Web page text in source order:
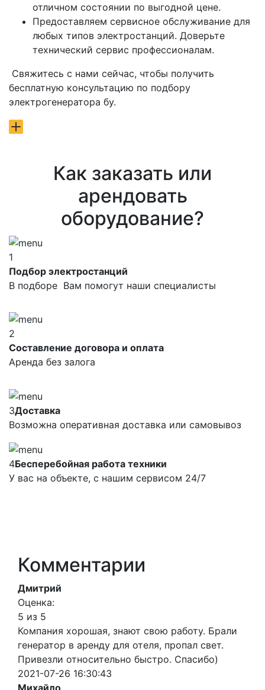
отличном состоянии по выгодной цене.
Предоставляем сервисное обслуживание для
любых типов электростанций. Доверьте
технический сервис профессионалам.
Свяжитесь с нами сейчас, чтобы получить
бесплатную консультацию по подбору
электрогенератора бу.
Как заказать или
арендовать
оборудование?
1
Подбор электростанций
В подборе Вам помогут наши специалисты
2
Составление договора и оплата
Аренда без залога
3Доставка
Возможна оперативная доставка или самовывоз
4Бесперебойная работа техники
У вас на объекте, с нашим сервисом 24/7
Комментарии
Дмитрий
Оценка:
5 из 5
Компания хорошая, знают свою работу. Брали
генератор в аренду для отеля, пропал свет.
Привезли относительно быстро. Спасибо)
2021-07-26 16:30:43
Михайло